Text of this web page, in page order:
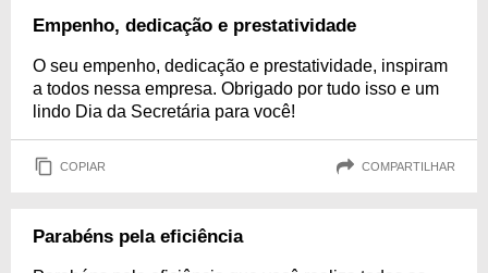
Empenho, dedicação e prestatividade
O seu empenho, dedicação e prestatividade, inspiram
a todos nessa empresa. Obrigado por tudo isso e um
lindo Dia da Secretária para você!
COPIAR COMPARTILHAR
Parabéns pela eficiência